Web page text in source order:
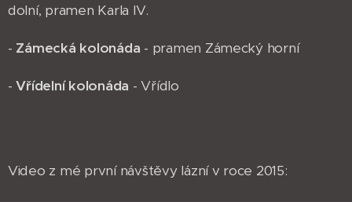
dolní, pramen Karla IV.
- Zámecká kolonáda - pramen Zámecký horní
-Vřídelní kolonáda - Vřídlo
Video z mé první návštěvy lázní v roce 2015: